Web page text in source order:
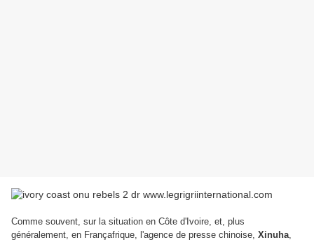
Comme souvent, sur la situation en Côte d'Ivoire, et, plus
généralement, en Françafrique, l'agence de presse chinoise, Xinuha,